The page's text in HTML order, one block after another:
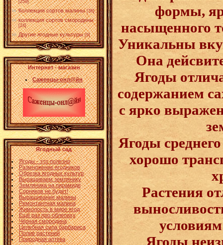
[259]
Коллекция сортов малины [36]
коллекция сортов смородины
[24]
Другие ягодные культуры [9]
Интернет - магазин
Саженцы-онл@йн
Ягодный сад
Ягоды - это полезно
Размножение ягодников
Обрезка ягодных культур
Выращиваем землянику
Земляника на пирамиде
Сорняков не будет!
Выращивание малины
Ремонтантная малина
Жимолость в мире ягод
Ещё раз про облепиху
Чёрная смородина
Целебная сила барбариса
Полив растений
Природная аптека
формы,
насыщенного
Уникальны
Она
Ягоды
содержанием
с ярко
Ягоды
хорошо
Растения
Ягоды